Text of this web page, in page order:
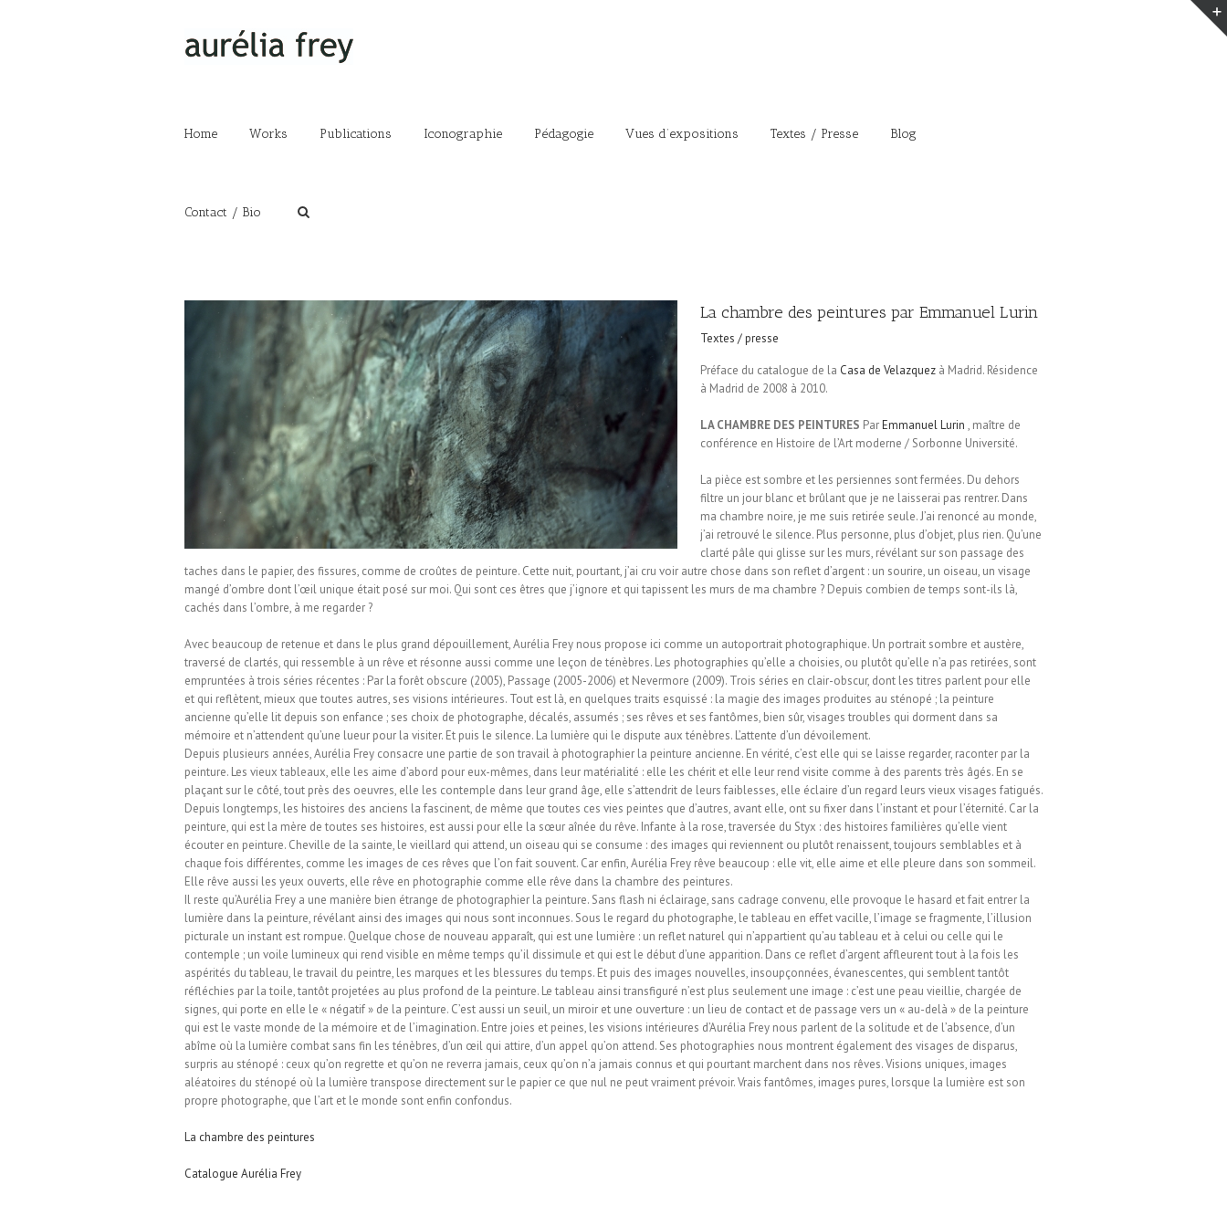
Home Works Publications Iconographie Pédagogie Vues d’expositions Textes / Presse Blog
Contact / Bio
La chambre des peintures par Emmanuel Lurin
Textes / presse
Préface du catalogue de la Casa de Velazquez à Madrid. Résidence
à Madrid de 2008 à 2010.
LA CHAMBRE DES PEINTURES ParEmmanuel Lurin , maître de
conférence en Histoire de l’Art moderne / Sorbonne Université.
La pièce est sombre et les persiennes sont fermées. Du dehors
filtre un jour blanc et brûlant que je ne laisserai pas rentrer. Dans
ma chambre noire, je me suis retirée seule. J’ai renoncé au monde,
j’ai retrouvé le silence. Plus personne, plus d’objet, plus rien. Qu’une
clarté pâle qui glisse sur les murs, révélant sur son passage des
taches dans le papier, des fissures, comme de croûtes de peinture. Cette nuit, pourtant, j’ai cru voir autre chose dans son reflet d’argent : un sourire, un oiseau, un visage
mangé d’ombre dont l’œil unique était posé sur moi. Qui sont ces êtres que j’ignore et qui tapissent les murs de ma chambre ? Depuis combien de temps sont-ils là,
cachés dans l’ombre, à me regarder ?
Avec beaucoup de retenue et dans le plus grand dépouillement, Aurélia Frey nous propose ici comme un autoportrait photographique. Un portrait sombre et austère,
traversé de clartés, qui ressemble à un rêve et résonne aussi comme une leçon de ténèbres. Les photographies qu’elle a choisies, ou plutôt qu’elle n’a pas retirées, sont
empruntées à trois séries récentes : Par la forêt obscure (2005), Passage (2005-2006) et Nevermore (2009). Trois séries en clair-obscur, dont les titres parlent pour elle
et qui reflètent, mieux que toutes autres, ses visions intérieures. Tout est là, en quelques traits esquissé : la magie des images produites au sténopé ; la peinture
ancienne qu’elle lit depuis son enfance ; ses choix de photographe, décalés, assumés ; ses rêves et ses fantômes, bien sûr, visages troubles qui dorment dans sa
mémoire et n’attendent qu’une lueur pour la visiter. Et puis le silence. La lumière qui le dispute aux ténèbres. L’attente d’un dévoilement.
Depuis plusieurs années, Aurélia Frey consacre une partie de son travail à photographier la peinture ancienne. En vérité, c’est elle qui se laisse regarder, raconter par la
peinture. Les vieux tableaux, elle les aime d’abord pour eux-mêmes, dans leur matérialité : elle les chérit et elle leur rend visite comme à des parents très âgés. En se
plaçant sur le côté, tout près des oeuvres, elle les contemple dans leur grand âge, elle s’attendrit de leurs faiblesses, elle éclaire d’un regard leurs vieux visages fatigués.
Depuis longtemps, les histoires des anciens la fascinent, de même que toutes ces vies peintes que d’autres, avant elle, ont su fixer dans l’instant et pour l’éternité. Car la
peinture, qui est la mère de toutes ses histoires, est aussi pour elle la sœur aînée du rêve. Infante à la rose, traversée du Styx : des histoires familières qu’elle vient
écouter en peinture. Cheville de la sainte, le vieillard qui attend, un oiseau qui se consume : des images qui reviennent ou plutôt renaissent, toujours semblables et à
chaque fois différentes, comme les images de ces rêves que l’on fait souvent. Car enfin, Aurélia Frey rêve beaucoup : elle vit, elle aime et elle pleure dans son sommeil.
Elle rêve aussi les yeux ouverts, elle rêve en photographie comme elle rêve dans la chambre des peintures.
Il reste qu’Aurélia Frey a une manière bien étrange de photographier la peinture. Sans flash ni éclairage, sans cadrage convenu, elle provoque le hasard et fait entrer la
lumière dans la peinture, révélant ainsi des images qui nous sont inconnues. Sous le regard du photographe, le tableau en effet vacille, l’image se fragmente, l’illusion
picturale un instant est rompue. Quelque chose de nouveau apparaît, qui est une lumière : un reflet naturel qui n’appartient qu’au tableau et à celui ou celle qui le
contemple ; un voile lumineux qui rend visible en même temps qu’il dissimule et qui est le début d’une apparition. Dans ce reflet d’argent affleurent tout à la fois les
aspérités du tableau, le travail du peintre, les marques et les blessures du temps. Et puis des images nouvelles, insoupçonnées, évanescentes, qui semblent tantôt
réfléchies par la toile, tantôt projetées au plus profond de la peinture. Le tableau ainsi transfiguré n’est plus seulement une image : c’est une peau vieillie, chargée de
signes, qui porte en elle le « négatif » de la peinture. C’est aussi un seuil, un miroir et une ouverture : un lieu de contact et de passage vers un « au-delà » de la peinture
qui est le vaste monde de la mémoire et de l’imagination. Entre joies et peines, les visions intérieures d’Aurélia Frey nous parlent de la solitude et de l’absence, d’un
abîme où la lumière combat sans fin les ténèbres, d’un œil qui attire, d’un appel qu’on attend. Ses photographies nous montrent également des visages de disparus,
surpris au sténopé : ceux qu’on regrette et qu’on ne reverra jamais, ceux qu’on n’a jamais connus et qui pourtant marchent dans nos rêves. Visions uniques, images
aléatoires du sténopé où la lumière transpose directement sur le papier ce que nul ne peut vraiment prévoir. Vrais fantômes, images pures, lorsque la lumière est son
propre photographe, que l’art et le monde sont enfin confondus.
La chambre des peintures
Catalogue Aurélia Frey